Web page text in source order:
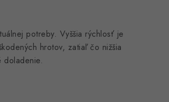
potreby. Vyššia rýchlosť je
hrotov, zatiaľ čo nižšia
doladenie.